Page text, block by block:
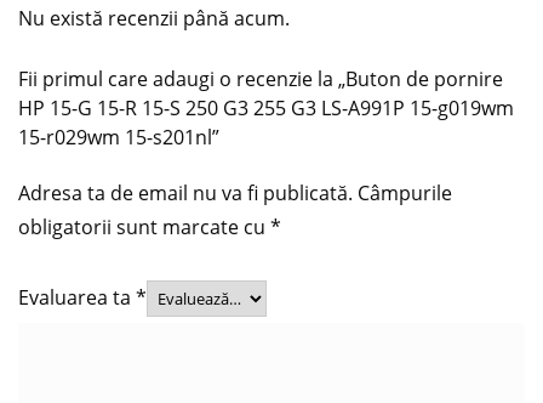
Nu există recenzii până acum.
Fii primul care adaugi o recenzie la „Buton de pornire
HP 15-G 15-R 15-S 250 G3 255 G3 LS-A991P 15-g019wm
15-r029wm 15-s201nl”
Adresa ta de email nu va fi publicată. Câmpurile
obligatorii sunt marcate cu *
Evaluarea ta *